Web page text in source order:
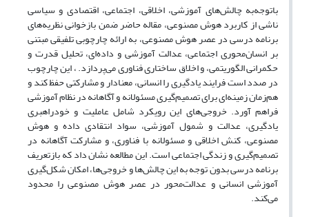
باتوجه‌به چالش‌های آموزشی، اخلاقی، اجتماعی، اقتصادی و سیاسی
ناشی از کاربرد هوش مصنوعی، مقاله حاضر ضمن بازخوانی نظریه‌های
برنامه درسی در عصر هوش مصنوعی، به ارائه چارچوبی تلفیقی مبتنی
بر انسان‌محوری اجتماعی، عدالت آموزشی و داده‌ای، تحلیل قدرت و
حکمرانی الگوریتمی، و اخلاق ساختاری فناوری می‌پردازد. ، این چارچوب
در صدد است فرایند یادگیری را انسانی، معنادار و مشارکتی حفظ کند و
هم‌زمان زمینه‌ای برای تصمیم‌گیری مسئولانه و آگاهانه در نظام آموزشی
فراهم آورد. خروجی‌های این رویکرد شامل عاملیت و خودراهبری
یادگیری، عدالت و شمول آموزشی، سواد انتقادی داده و هوش
مصنوعی، کنش اخلاقی و مسئولانه با فناوری، و مشارکت آگاهانه در
تصمیم‌گیری و زندگی اجتماعی است. این مطالعه نشان داد که بازتعریف
برنامه درسی بدون توجه به این چالش‌ها و خروجی‌ها، امکان شکل‌گیری
آموزشی انسانی و عدالت‌محور در عصر هوش مصنوعی را محدود
می‌کند.